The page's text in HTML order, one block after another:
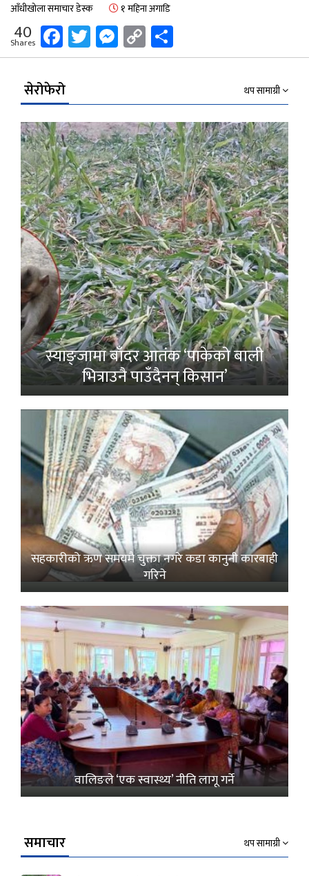
आँधीखोला समाचार डेस्क १ महिना अगाडि
40
Shares Facebook
Twitter
Messenger
Copy
Link
सेरोफेरो थप सामाग्री
स्याङ्जामा बाँदर आतंक ‘पाकेको बाली
भित्राउनै पाउँदैनन् किसान’
सहकारीको ऋण समयमै चुक्ता नगरे कडा कानुनी कारबाही
गरिने
वालिङले ‘एक स्वास्थ्य’ नीति लागू गर्ने
समाचार थप सामाग्री